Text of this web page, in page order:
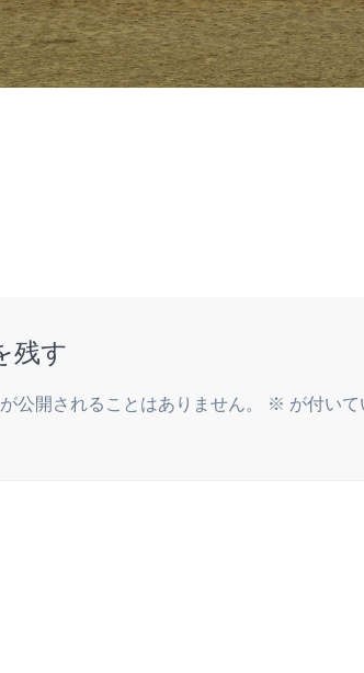
残す
公開されることはありません。 ※ が付い